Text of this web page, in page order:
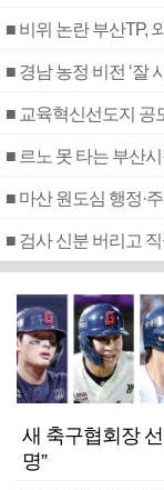
■ 비위 논란 부산TP,
■ 경남 농정 비전 ‘잘
■ 교육혁신선도지 공
■ 르노 못 타는 부산
■ 마산 원도심 행정·
새 축구협회장
명”